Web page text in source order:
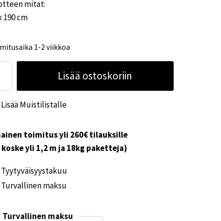
mitat:
190 cm
1-2 viikkoa
Lisää ostoskoriin
Lisää Muistilistalle
toimitus yli 260€ tilauksille
koske yli 1,2 m ja 18kg paketteja)
Tyytyväisyystakuu
Turvallinen maksu
Turvallinen maksu